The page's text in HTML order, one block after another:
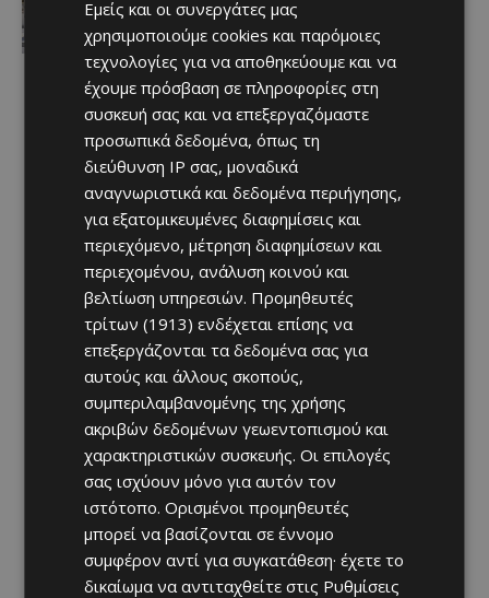
συμμερίζονται τις ανησυχίες: «Κάθε
νέα ανάπτυξη απαιτεί ιδιαίτερη
προσοχή»
Afentiko - 07/08/2026
Εμείς και οι συνεργάτες μας
χρησιμοποιούμε cookies και παρόμοιες
τεχνολογίες για να αποθηκεύουμε και να
έχουμε πρόσβαση σε πληροφορίες στη
συσκευή σας και να επεξεργαζόμαστε
προσωπικά δεδομένα, όπως τη
διεύθυνση IP σας, μοναδικά
αναγνωριστικά και δεδομένα περιήγησης,
για εξατομικευμένες διαφημίσεις και
περιεχόμενο, μέτρηση διαφημίσεων και
περιεχομένου, ανάλυση κοινού και
βελτίωση υπηρεσιών. Προμηθευτές
τρίτων (1913) ενδέχεται επίσης να
επεξεργάζονται τα δεδομένα σας για
αυτούς και άλλους σκοπούς,
συμπεριλαμβανομένης της χρήσης
ακριβών δεδομένων γεωεντοπισμού και
χαρακτηριστικών συσκευής. Οι επιλογές
σας ισχύουν μόνο για αυτόν τον
ιστότοπο. Ορισμένοι προμηθευτές
μπορεί να βασίζονται σε έννομο
συμφέρον αντί για συγκατάθεση· έχετε το
δικαίωμα να αντιταχθείτε στις Ρυθμίσεις